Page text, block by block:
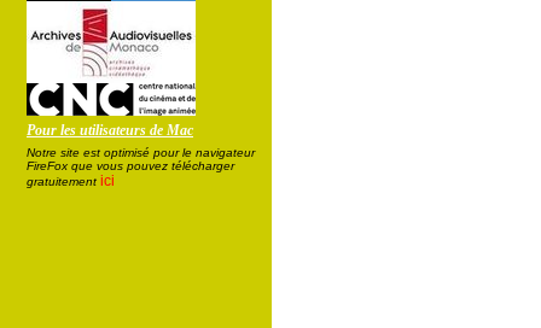
Pour les utilisateurs de Mac
Notre site est optimisé pour le navigateur
FireFox que vous pouvez télécharger
gratuitement ici